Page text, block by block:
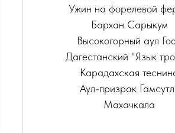
Ужин на форелевой
Бархан Сарыкум
Высокогорный аул
Дагестанский "Язык
Карадахская
Аул-призрак
Махачкала